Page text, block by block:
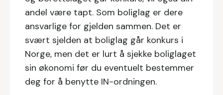
andel være tapt. Som boliglag er dere
ansvarlige for gjelden sammen. Det er
svært sjelden at boliglag går konkurs i
Norge, men det er lurt å sjekke boliglaget
sin økonomi før du eventuelt bestemmer
deg for å benytte IN-ordningen.